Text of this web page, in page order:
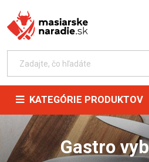
KATEGÓRIE PRODUKTOV
Gastro